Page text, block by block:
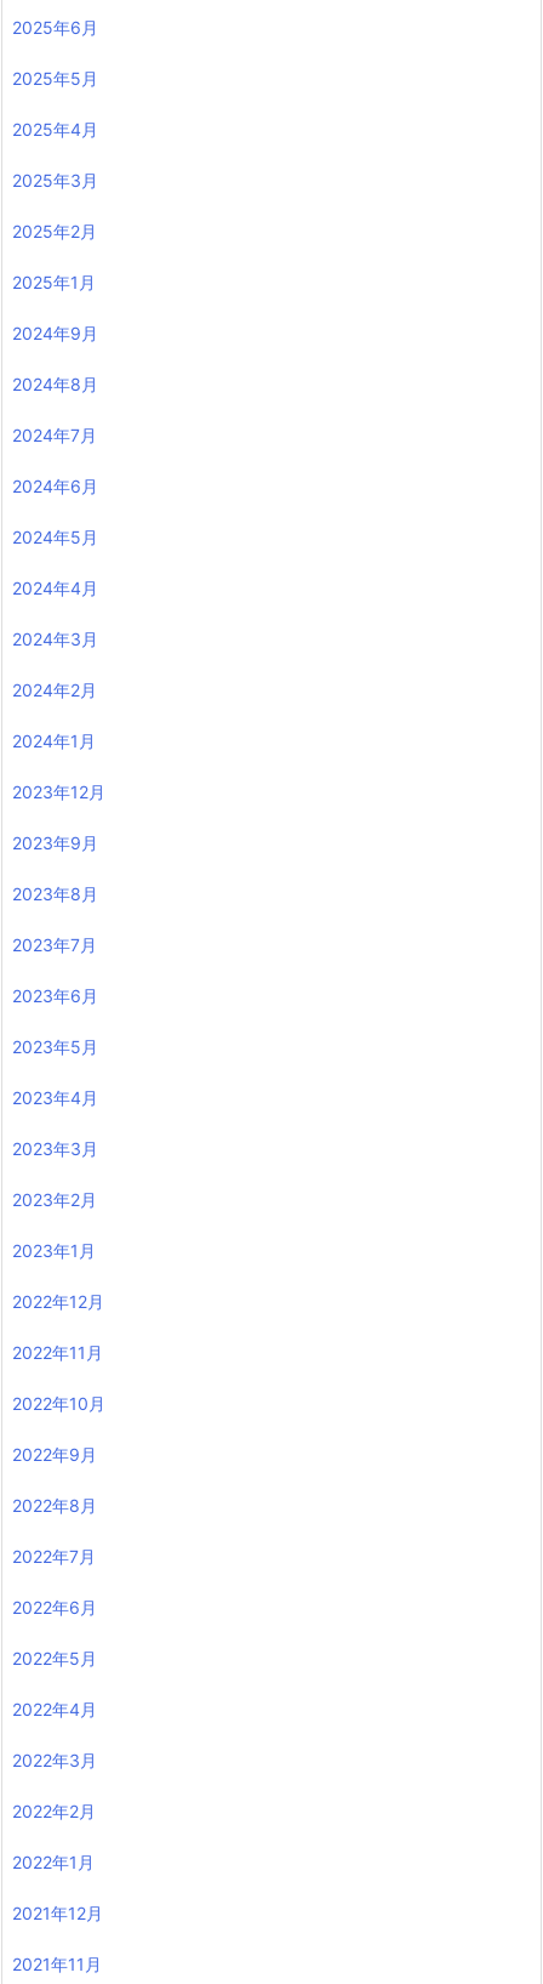
2025年6月
2025年5月
2025年4月
2025年3月
2025年2月
2025年1月
2024年9月
2024年8月
2024年7月
2024年6月
2024年5月
2024年4月
2024年3月
2024年2月
2024年1月
2023年12月
2023年9月
2023年8月
2023年7月
2023年6月
2023年5月
2023年4月
2023年3月
2023年2月
2023年1月
2022年12月
2022年11月
2022年10月
2022年9月
2022年8月
2022年7月
2022年6月
2022年5月
2022年4月
2022年3月
2022年2月
2022年1月
2021年12月
2021年11月